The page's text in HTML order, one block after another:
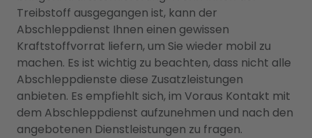
Treibstoff ausgegangen ist, kann der
Abschleppdienst Ihnen einen gewissen
Kraftstoffvorrat liefern, um Sie wieder mobil zu
machen. Es ist wichtig zu beachten, dass nicht alle
Abschleppdienste diese Zusatzleistungen
anbieten. Es empfiehlt sich, im Voraus Kontakt mit
dem Abschleppdienst aufzunehmen und nach den
angebotenen Dienstleistungen zu fragen.